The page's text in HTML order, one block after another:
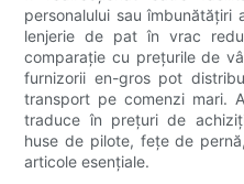
personalului sau îmbunătățiri
lenjerie de pat în vrac
comparație cu prețurile de
furnizorii en-gros pot
transport pe comenzi mari.
traduce în prețuri de
huse de pilote, fețe de
articole esențiale.